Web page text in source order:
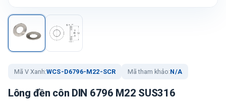
Mã V Xanh:WCS-D6796-M22-SCR Mã tham khảo:N/A
Lông đền côn DIN 6796 M22 SUS316